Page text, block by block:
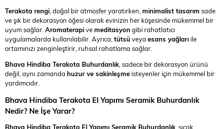
Terakota rengi, doğal bir atmosfer yaratırken,minimalist tasarım sade
ve şık bir dekorasyon öğesi olarak evinizin her köşesinde mükemmel bir
uyum sağlar.Aromaterapivemeditasyon gibi rahatlatıcı
uygulamalarda kullanılabilir. Ayrıca,tütsü veya esans yağları ile
ortamınızı zenginleştirir, ruhsal rahatlama sağlar.
Bhava Hindiba Terakota Buhurdanlık, sadece bir dekorasyon ürünü
değil, aynı zamanda huzur ve sakinleşme isteyenler için mükemmel bir
yardımcıdır.
Bhava Hindiba Terakota El Yapımı Seramik Buhurdanlık
Nedir? Ne İşe Yarar?
Bhava Hindiba Terakota El Yapımı Seramik Buhurdanlık , sıcak